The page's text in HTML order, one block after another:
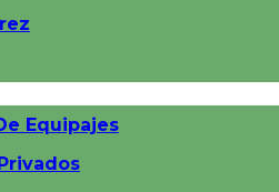
Equipajes